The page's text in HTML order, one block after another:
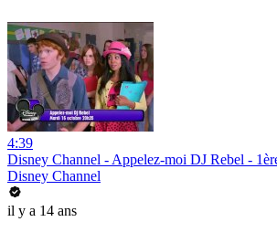
4:39
Disney Channel - Appelez-moi DJ Rebel -
Disney Channel
il y a 14 ans